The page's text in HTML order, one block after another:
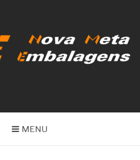
MENU